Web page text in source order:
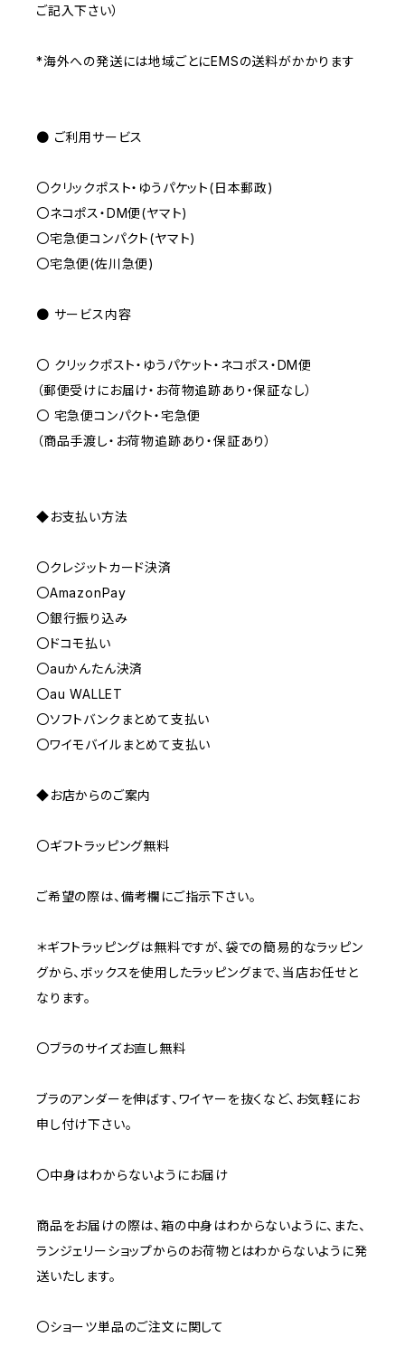
ご記入下さい）
*海外への発送には地域ごとにEMSの送料がかかります
● ご利用サービス
〇クリックポスト・ゆうパケット(日本郵政)
〇ネコポス・DM便(ヤマト)
〇宅急便コンパクト(ヤマト)
〇宅急便(佐川急便)
● サービス内容
〇 クリックポスト・ゆうパケット・ネコポス・DM便
（郵便受けにお届け・お荷物追跡あり・保証なし）
〇 宅急便コンパクト・宅急便
（商品手渡し・お荷物追跡あり・保証あり）
◆お支払い方法
〇クレジットカード決済
〇AmazonPay
〇銀行振り込み
〇ドコモ払い
〇auかんたん決済
〇au WALLET
〇ソフトバンクまとめて支払い
〇ワイモバイルまとめて支払い
◆お店からのご案内
〇ギフトラッピング無料
ご希望の際は、備考欄にご指示下さい。
＊ギフトラッピングは無料ですが、袋での簡易的なラッピン
グから、ボックスを使用したラッピングまで、当店お任せと
なります。
〇ブラのサイズお直し無料
ブラのアンダーを伸ばす、ワイヤーを抜くなど、お気軽にお
申し付け下さい。
〇中身はわからないようにお届け
商品をお届けの際は、箱の中身はわからないように、また、
ランジェリーショップからのお荷物とはわからないように発
送いたします。
〇ショーツ単品のご注文に関して